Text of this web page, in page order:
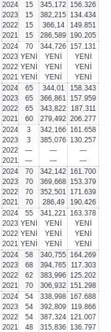
2024
2023
2022
2021
15
15
15
15
345,172
382,215
366,14
286,589
156.326
134.434
149.851
190.205
2024
2023
2022
2021
70
YENİ
YENİ
YENİ
344,726
YENİ
YENİ
YENİ
157.131
YENİ
YENİ
YENİ
2024
2023
2022
2021
65
65
65
60
344,01
366,861
343,822
279,492
158.343
157.959
187.311
206.277
2024
2023
2022
2021
3
3
—
—
342,166
385,076
—
—
161.658
130.257
—
—
2024
2023
2022
2021
70
70
70
70
342,142
369,668
352,501
286,49
161.700
153.379
171.639
190.426
2024
2023
2022
2021
55
YENİ
YENİ
YENİ
341,221
YENİ
YENİ
YENİ
163.378
YENİ
YENİ
YENİ
2024
2023
2022
2021
58
68
62
70
340,755
394,765
383,996
306,932
164.269
117.303
125.202
151.298
2024
2023
2022
2021
54
54
54
48
338,998
392,809
387,324
315,836
167.688
119.866
121.007
136.797